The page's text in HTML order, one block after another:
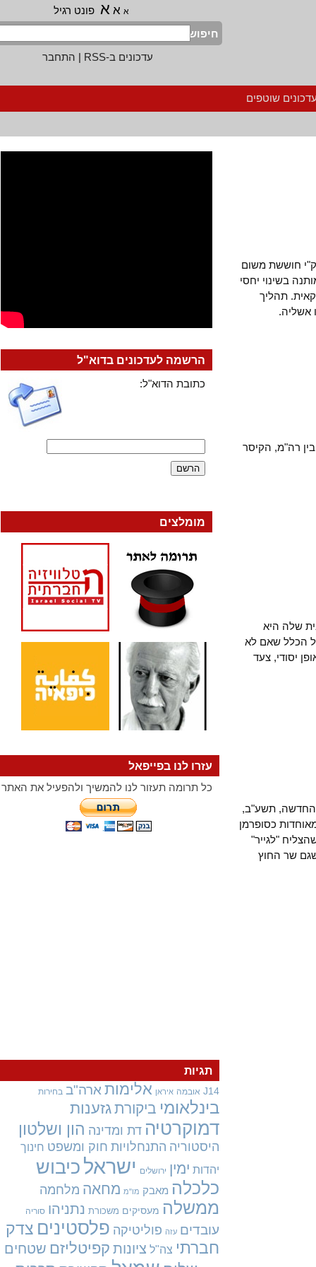
א א פונט רגיל
חיפוש
עדכונים ב-RSS
|התחבר
שוטפים
חוששת משום
בשינוי יחסי
תהליך
רה"מ, הקיסר
היא
שאם לא
צעד
תשע"ב,
כסופרמן
"לגייר"
שר החוץ
הרשמה לעדכונים בדוא"ל
כתובת הדוא"ל:
מומלצים
עזרו לנו בפייפאל
כל תרומה תעזור לנו להמשיך ולהפעיל את האתר
תגיות
J14 אובמה איראן אלימות ארה"ב בחירות
בינלאומיביקורתגזענות
דמוקרטיה דת ומדינההון ושלטון
היסטוריה התנחלויות חוק ומשפט חינוך
יהדות ימין ירושלים ישראלכיבוש
כלכלה מאבק מו"מ מחאהמלחמה
ממשלה מעסיקים משכורת נתניהו סוריה
עובדים עזה פוליטיקה פלסטיניםצדק
חברתי צה"ל ציונותקפיטליזםשטחים